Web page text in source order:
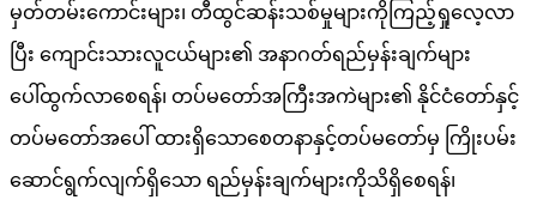
မှတ်တမ်းကောင်းများ၊ တီထွင်ဆန်းသစ်မှုများကိုကြည့်ရှုလေ့လာ
ပြီး ကျောင်းသားလူငယ်များ၏ အနာဂတ်ရည်မှန်းချက်များ
ပေါ်ထွက်လာစေရန်၊ တပ်မတော်အကြီးအကဲများ၏ နိုင်ငံတော်နှင့်
တပ်မတော်အပေါ် ထားရှိသောစေတနာနှင့်တပ်မတော်မှ ကြိုးပမ်း
ဆောင်ရွက်လျက်ရှိသော ရည်မှန်းချက်များကိုသိရှိစေရန်၊